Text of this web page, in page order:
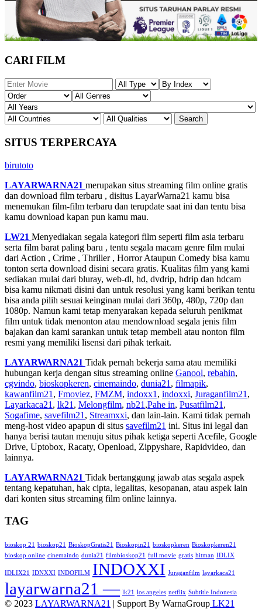
CARI FILM
SITUS TERPERCAYA
birutoto
LAYARWARNA21 merupakan situs streaming film online gratis
dan download film terbaru , disitus LayarWarna21 kamu bisa
menemukan film-film terbaru dan terupdate saat ini dan tentu bisa
kamu download kapan pun kamu mau.
LW21 Menyediakan segala kategori film seperti film asia terbaru
serta film barat paling baru , tentu segala macam genre film mulai
dari Action , Crime , Thriller , Horror Ataupun Comedy bisa kamu
tonton serta download disini secara gratis. Kualitas film yang kami
sediakan mulai dari bluray, web-dl, hd, dvdrip, hdrip dan hdcam
bisa kamu nikmati disini dan untuk resolusi yang kami berikan tentu
bisa anda pilih sesuai keinginan mulai dari 360p, 480p, 720p dan
1080p. Namun kami tetap menyarakan kepada seluruh penikmat
film untuk tidak menonton atau mendownload segala jenis film
bajakan dan kami sarankan untuk tetap membeli atau nonton film
resmi yang memiliki lisensi dari pihak terkait.
LAYARWARNA21 Tidak pernah bekerja sama atau memiliki
hubungan kerja dengan situs streaming online Ganool, rebahin,
cgvindo, bioskopkeren, cinemaindo, dunia21 , filmapik,
kawanfilm21 , Fmoviez, FMZM, indoxx1 , indoxxi, Juraganfilm21 ,
Layarkaca21 , lk21 , Melongfilm, nb21 ,Pahe in, Pusatfilm21 ,
Sogafime, savefilm21 , Streamxxi, dan lain-lain. Kami tidak pernah
meng-host video apapun di situs savefilm21 ini. Situs ini legal dan
hanya berisi tautan menuju situs pihak ketiga seperti Acefile, Google
Drive, Uptobox, Racaty, Openload, Zippyshare, Rapidvideo, dan
lainnya.
LAYARWARNA21 Tidak bertanggung jawab atas segala aspek
tentang kepatuhan, hak cipta, legalitas, kesopanan, atau aspek lain
dari konten situs streaming film online lainnya.
TAG
bioskop 21 bioskop21 BioskopGratis21 Bioskopin21 bioskopkeren Bioskopkeren21
bioskop online cinemaindo dunia21 filmbioskop21 full movie gratis hitman IDLIX
IDLIX21 IDNXXI INDOFILM INDOXXI Juraganfilm layarkaca21
layarwarna21 — lk21 los angeles netflix Subtitle Indonesia
© 2023 LAYARWARNA21 | Support By WarnaGroup LK21